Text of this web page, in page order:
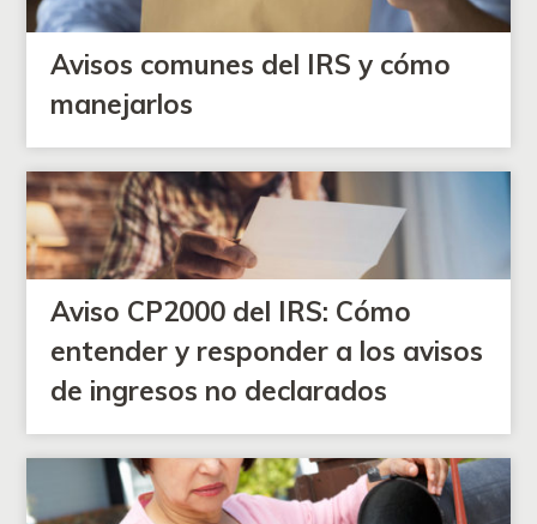
Avisos comunes del IRS y cómo
manejarlos
Aviso CP2000 del IRS: Cómo
entender y responder a los avisos
de ingresos no declarados